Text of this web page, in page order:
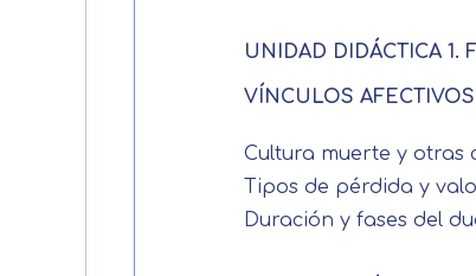
UNIDAD DIDÁCTICA 1.
VÍNCULOS
Cultura muerte y otras
Tipos de pérdida y
Duración y fases del